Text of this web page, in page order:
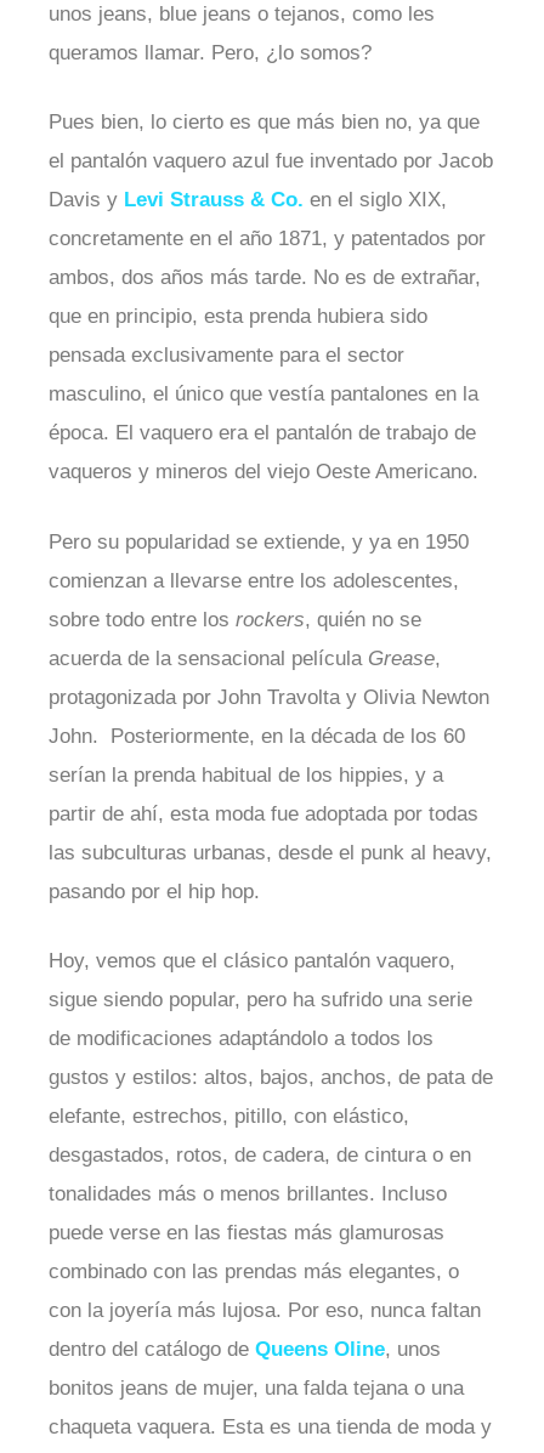
unos jeans, blue jeans o tejanos, como les
queramos llamar. Pero, ¿lo somos?
Pues bien, lo cierto es que más bien no, ya que
el pantalón vaquero azul fue inventado por Jacob
Davis y Levi Strauss & Co. en el siglo XIX,
concretamente en el año 1871, y patentados por
ambos, dos años más tarde. No es de extrañar,
que en principio, esta prenda hubiera sido
pensada exclusivamente para el sector
masculino, el único que vestía pantalones en la
época. El vaquero era el pantalón de trabajo de
vaqueros y mineros del viejo Oeste Americano.
Pero su popularidad se extiende, y ya en 1950
comienzan a llevarse entre los adolescentes,
sobre todo entre los rockers, quién no se
acuerda de la sensacional película Grease,
protagonizada por John Travolta y Olivia Newton
John. Posteriormente, en la década de los 60
serían la prenda habitual de los hippies, y a
partir de ahí, esta moda fue adoptada por todas
las subculturas urbanas, desde el punk al heavy,
pasando por el hip hop.
Hoy, vemos que el clásico pantalón vaquero,
sigue siendo popular, pero ha sufrido una serie
de modificaciones adaptándolo a todos los
gustos y estilos: altos, bajos, anchos, de pata de
elefante, estrechos, pitillo, con elástico,
desgastados, rotos, de cadera, de cintura o en
tonalidades más o menos brillantes. Incluso
puede verse en las fiestas más glamurosas
combinado con las prendas más elegantes, o
con la joyería más lujosa. Por eso, nunca faltan
dentro del catálogo de Queens Oline, unos
bonitos jeans de mujer, una falda tejana o una
chaqueta vaquera. Esta es una tienda de moda y